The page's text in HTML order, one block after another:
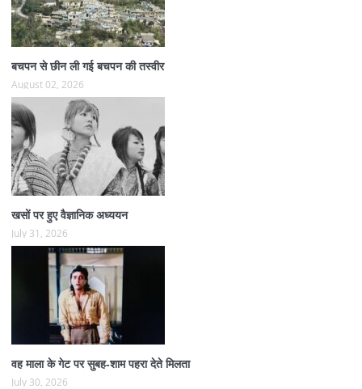
बचपन से छीन ली गई बचपन की तस्वीर
August 02, 2026
खसों पर हुए वैज्ञानिक अध्ययन
July 31, 2026
वह माला के गेट पर सुबह-शाम पहरा देते मिलता
July 30, 2026